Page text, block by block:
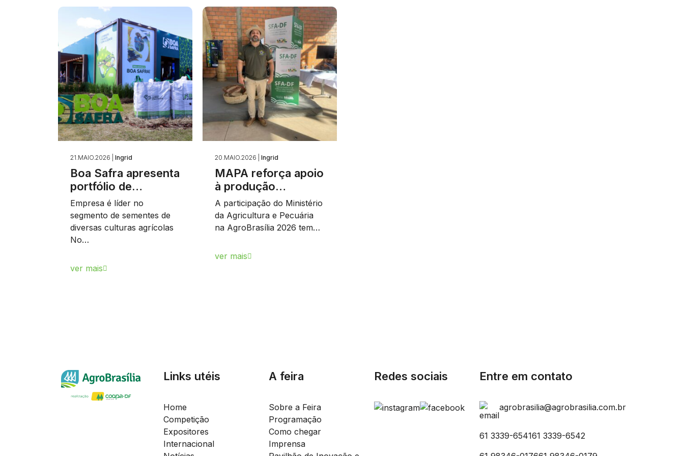
21.MAIO.2026 | Ingrid
Boa Safra apresenta
portfólio de…
Empresa é líder no
segmento de sementes de
diversas culturas agrícolas
No…
ver mais
20.MAIO.2026 | Ingrid
MAPA reforça apoio
à produção…
A participação do Ministério
da Agricultura e Pecuária
na AgroBrasília 2026 tem…
ver mais
Links utéis
Home
Competição
Expositores
Internacional
A feira
Sobre a Feira
Programação
Como chegar
Imprensa
Redes sociais Entre em contato
agrobrasilia@agrobrasilia.com.br
61 3339-654161 3339-6542